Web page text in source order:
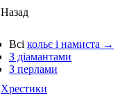
Назад
Всі кольє і намиста →
З діамантами
З перлами
Хрестики